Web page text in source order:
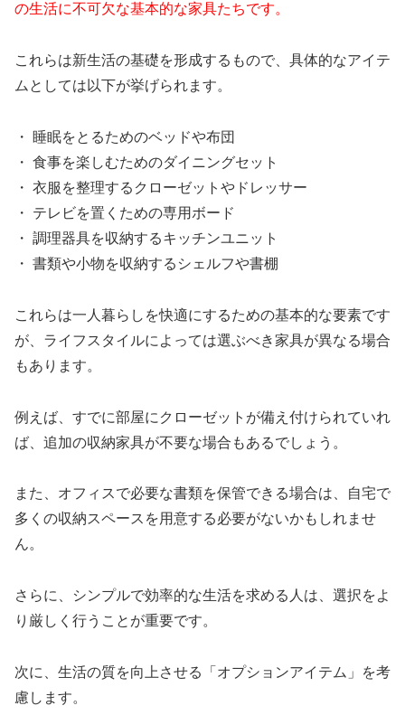
の生活に不可欠な基本的な家具たちです。
これらは新生活の基礎を形成するもので、具体的なアイテ
ムとしては以下が挙げられます。
・ 睡眠をとるためのベッドや布団
・ 食事を楽しむためのダイニングセット
・ 衣服を整理するクローゼットやドレッサー
・ テレビを置くための専用ボード
・ 調理器具を収納するキッチンユニット
・ 書類や小物を収納するシェルフや書棚
これらは一人暮らしを快適にするための基本的な要素です
が、ライフスタイルによっては選ぶべき家具が異なる場合
もあります。
例えば、すでに部屋にクローゼットが備え付けられていれ
ば、追加の収納家具が不要な場合もあるでしょう。
また、オフィスで必要な書類を保管できる場合は、自宅で
多くの収納スペースを用意する必要がないかもしれませ
ん。
さらに、シンプルで効率的な生活を求める人は、選択をよ
り厳しく行うことが重要です。
次に、生活の質を向上させる「オプションアイテム」を考
慮します。